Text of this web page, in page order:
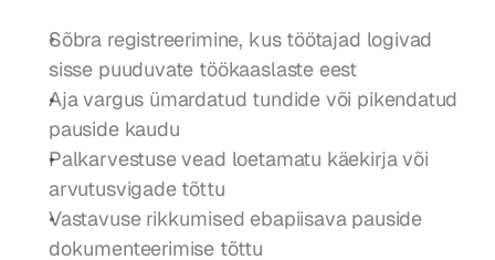
Sõbra registreerimine, kus töötajad logivad
sisse puuduvate töökaaslaste eest
Aja vargus ümardatud tundide või pikendatud
pauside kaudu
Palkarvestuse vead loetamatu käekirja või
arvutusvigade tõttu
Vastavuse rikkumised ebapiisava pauside
dokumenteerimise tõttu